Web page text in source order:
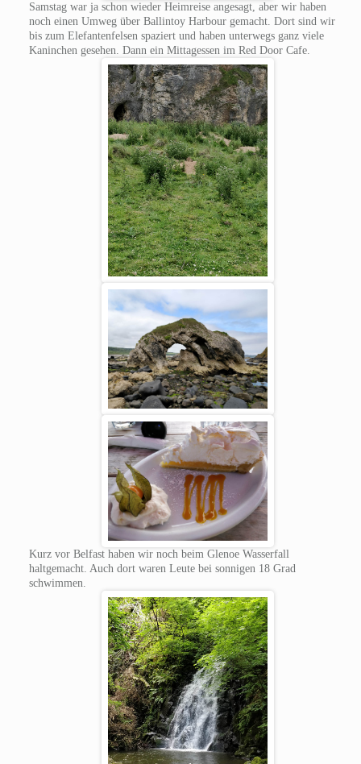
Samstag war ja schon wieder Heimreise angesagt, aber wir haben
noch einen Umweg über Ballintoy Harbour gemacht. Dort sind wir
bis zum Elefantenfelsen spaziert und haben unterwegs ganz viele
Kaninchen gesehen. Dann ein Mittagessen im Red Door Cafe.
Kurz vor Belfast haben wir noch beim Glenoe Wasserfall
haltgemacht. Auch dort waren Leute bei sonnigen 18 Grad
schwimmen.